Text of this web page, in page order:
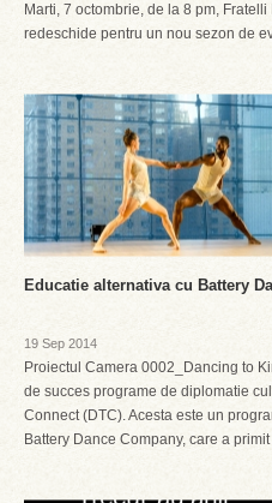
Marti, 7 octombrie, de la 8 pm,
redeschide pentru un nou sezon de
Educatie alternativa cu Battery
19 Sep 2014
Proiectul Camera 0002_Dancing to
de succes programe de diplomatie
Connect (DTC). Acesta este un
Battery Dance Company, care a